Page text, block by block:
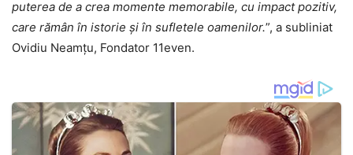
puterea de a crea momente memorabile, cu impact pozitiv,
care rămân în istorie și în sufletele oamenilor.”, a subliniat
Ovidiu Neamțu, Fondator 11even.